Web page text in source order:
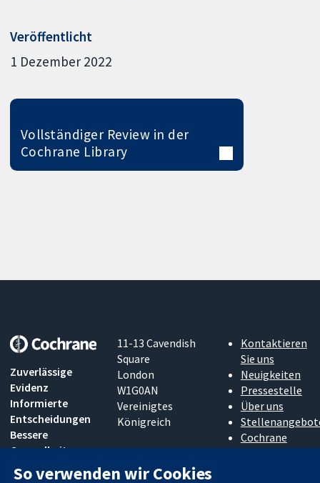
Veröffentlicht
1 Dezember 2022
Vollständiger Review in der
Cochrane Library
Zuverlässige
Evidenz
Informierte
Entscheidungen
Bessere
Gesundheit
11-13 Cavendish
Square
London
W1G0AN
Vereinigtes
Königreich
Kontaktieren
Sie uns
Neuigkeiten
Pressestelle
Über uns
Cochrane
Library
So verwenden wir Cookies